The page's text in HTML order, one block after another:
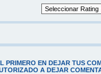
PRIMERO EN DEJAR TUS
A DEJAR